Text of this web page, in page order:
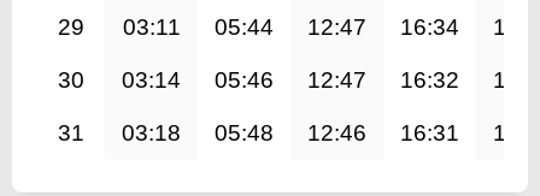
29 03:11 05:44 12:47 16:34
30 03:14 05:46 12:47 16:32
31 03:18 05:48 12:46 16:31